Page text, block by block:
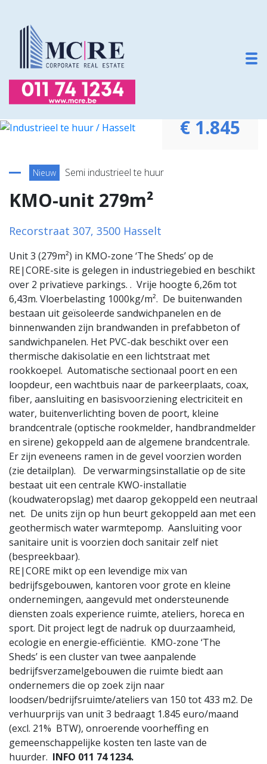
€ 1.845
Terug naar overzicht
Nieuw Semi industrieel te huur
KMO-unit 279m²
Recorstraat 307, 3500 Hasselt
Unit 3 (279m²) in KMO-zone ‘The Sheds’ op de
RE|CORE-site is gelegen in industriegebied en beschikt
over 2 privatieve parkings. . Vrije hoogte 6,26m tot
6,43m. Vloerbelasting 1000kg/m². De buitenwanden
bestaan uit geïsoleerde sandwichpanelen en de
binnenwanden zijn brandwanden in prefabbeton of
sandwichpanelen. Het PVC-dak beschikt over een
thermische dakisolatie en een lichtstraat met
rookkoepel. Automatische sectionaal poort en een
loopdeur, een wachtbuis naar de parkeerplaats, coax,
fiber, aansluiting en basisvoorziening electriciteit en
water, buitenverlichting boven de poort, kleine
brandcentrale (optische rookmelder, handbrandmelder
en sirene) gekoppeld aan de algemene brandcentrale.
Er zijn eveneens ramen in de gevel voorzien worden
(zie detailplan). De verwarmingsinstallatie op de site
bestaat uit een centrale KWO-installatie
(koudwateropslag) met daarop gekoppeld een neutraal
net. De units zijn op hun beurt gekoppeld aan met een
geothermisch water warmtepomp. Aansluiting voor
sanitaire unit is voorzien doch sanitair zelf niet
(bespreekbaar).
RE|CORE mikt op een levendige mix van
bedrijfsgebouwen, kantoren voor grote en kleine
ondernemingen, aangevuld met ondersteunende
diensten zoals experience ruimte, ateliers, horeca en
sport. Dit project legt de nadruk op duurzaamheid,
ecologie en energie-efficiëntie. KMO-zone ‘The
Sheds’ is een cluster van twee aanpalende
bedrijfsverzamelgebouwen die ruimte biedt aan
ondernemers die op zoek zijn naar
loodsen/bedrijfsruimte/ateliers van 150 tot 433 m2. De
verhuurprijs van unit 3 bedraagt 1.845 euro/maand
(excl. 21% BTW), onroerende voorheffing en
gemeenschappelijke kosten ten laste van de
huurder. INFO 011 74 1234.